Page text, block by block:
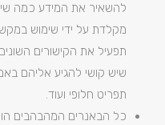
להשאיר את המידע כמה
תפעיל את הקישורים
שיש קושי להגיע אליהם
תפריט חלופי ועוד.
כל הבאנרים המהבהבים